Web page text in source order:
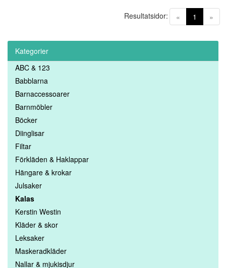
« 1 (current)
»
Resultatsidor:
Kategorier
ABC & 123
Babblarna
Barnaccessoarer
Barnmöbler
Böcker
Diinglisar
Filtar
Förkläden & Haklappar
Hängare & krokar
Julsaker
Kalas
Kerstin Westin
Kläder & skor
Leksaker
Maskeradkläder
Nallar & mjukisdjur